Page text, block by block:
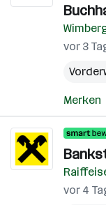
vor 3
Merken
vor 4